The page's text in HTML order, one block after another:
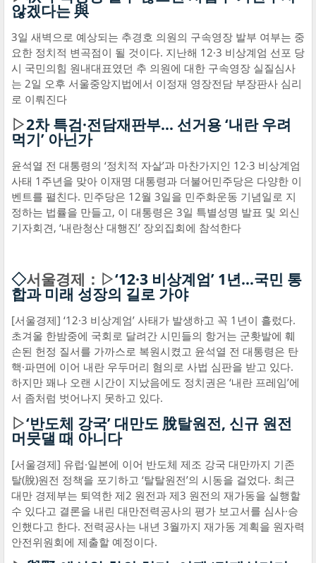
않겠다는 與
3일 새벽으로 예상되는 추경호 의원의 구속영장 발부 여부는 중
요한 정치적 변곡점이 될 것이다. 지난해 12·3 비상계엄 선포 당
시 국민의힘 원내대표였던 추 의원에 대한 구속영장 실질심사
는 2일 오후 서울중앙지법에서 이정재 영장전담 부장판사 심리
로 이뤄진다
▷2차 특검·전담재판부… 선거용 ‘내란 우려
먹기’ 아닌가
윤석열 전 대통령의 ‘정치적 자살’과 마찬가지인 12·3 비상계엄
사태 1주년을 맞아 이재명 대통령과 더불어민주당은 다양한 이
벤트를 펼친다. 민주당은 12월 3일을 민주화운동 기념일로 지
정하는 법률을 만들고, 이 대통령은 3일 특별성명 발표 및 외신
기자회견, ‘내란청산 대행진’ 장외집회에 참석한다
◇서울경제：▷‘12·3 비상계엄’ 1년…국민 통
합과 미래 성장의 길로 가야
[서울경제] ‘12·3 비상계엄’ 사태가 발생하고 꼭 1년이 흘렀다.
초겨울 한밤중에 국회로 달려간 시민들의 항거는 군홧발에 훼
손된 헌정 질서를 가까스로 복원시켰고 윤석열 전 대통령은 탄
핵·파면에 이어 내란 우두머리 혐의로 사법 심판을 받고 있다.
하지만 꽤나 오랜 시간이 지났음에도 정치권은 ‘내란 프레임’에
서 좀처럼 벗어나지 못하고 있다.
▷‘반도체 강국’ 대만도 脫탈원전, 신규 원전
머뭇댈 때 아니다
[서울경제] 유럽·일본에 이어 반도체 제조 강국 대만까지 기존
탈(脫)원전 정책을 포기하고 ‘탈탈원전’의 시동을 걸었다. 최근
대만 경제부는 퇴역한 제2 원전과 제3 원전의 재가동을 실행할
수 있다고 결론을 내린 대만전력공사의 평가 보고서를 심사·승
인했다고 한다. 전력공사는 내년 3월까지 재가동 계획을 원자력
안전위원회에 제출할 예정이다.